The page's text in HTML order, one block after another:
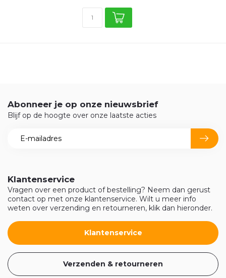
Klantenservice
Vragen over een product of bestelling? Neem dan gerust
contact op met onze klantenservice. Wilt u meer info
weten over verzending en retourneren, klik dan hieronder.
Klantenservice
Verzenden & retourneren
Abonneer je op onze nieuwsbrief
Blijf op de hoogte over onze laatste acties